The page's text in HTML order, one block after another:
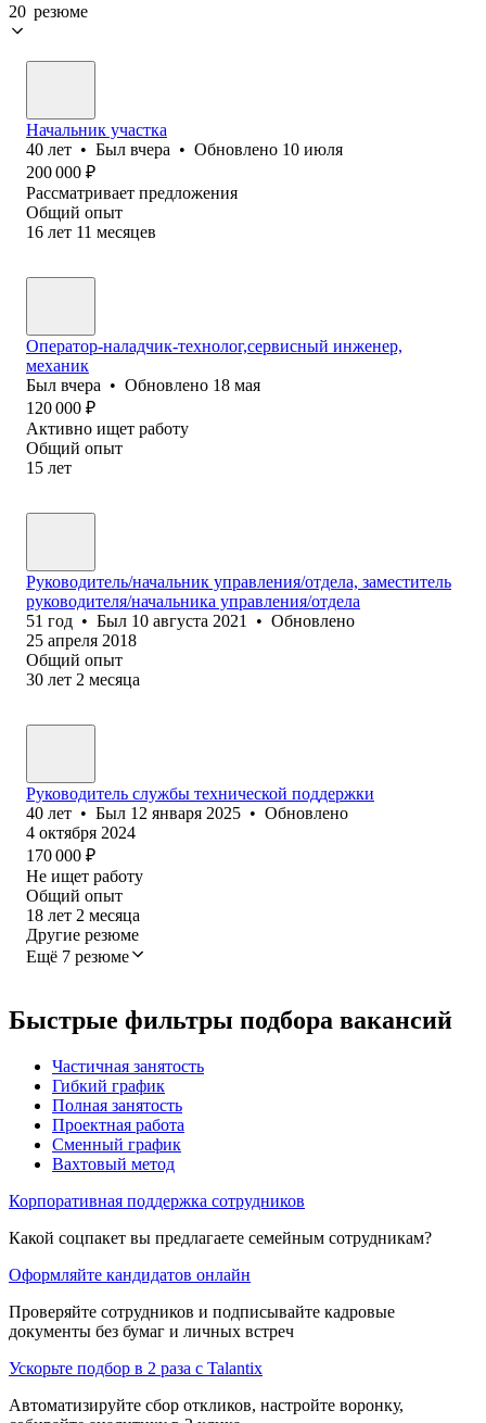
20 резюме
Начальник участка
40 лет • Был вчера • Обновлено 10 июля
200 000 ₽
Рассматривает предложения
Общий опыт
16 лет 11 месяцев
Оператор-наладчик-технолог,сервисный инженер,
механик
Был вчера • Обновлено 18 мая
120 000 ₽
Активно ищет работу
Общий опыт
15 лет
Руководитель/начальник управления/отдела, заместитель
руководителя/начальника управления/отдела
51 год • Был 10 августа 2021 • Обновлено
25 апреля 2018
Общий опыт
30 лет 2 месяца
Руководитель службы технической поддержки
40 лет • Был 12 января 2025 • Обновлено
4 октября 2024
170 000 ₽
Не ищет работу
Общий опыт
18 лет 2 месяца
Другие резюме
Ещё 7 резюме
Быстрые фильтры подбора вакансий
Частичная занятость
Гибкий график
Полная занятость
Проектная работа
Сменный график
Вахтовый метод
Корпоративная поддержка сотрудников
Какой соцпакет вы предлагаете семейным сотрудникам?
Оформляйте кандидатов онлайн
Проверяйте сотрудников и подписывайте кадровые
документы без бумаг и личных встреч
Ускорьте подбор в 2 раза с Talantix
Автоматизируйте сбор откликов, настройте воронку,